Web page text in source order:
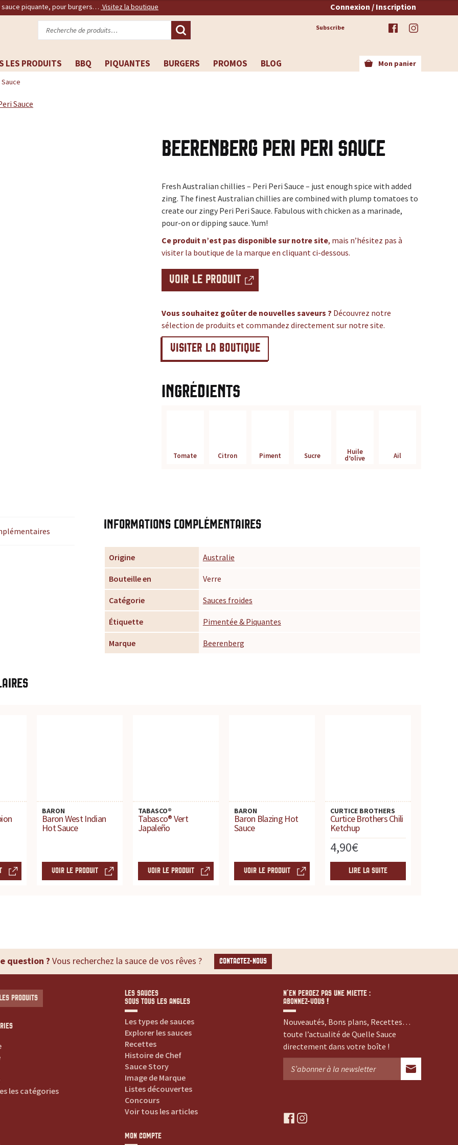
sauce piquante, pour burgers… Visitez la boutique
pour :
LES PRODUITS BBQ PIQUANTES BURGERS PROMOS BLOG
Connexion / Inscription
Mon panier
Subscribe
Beerenberg Peri Peri Sauce
Fresh Australian chillies – Peri Peri Sauce – just enough spice with added
zing. The finest Australian chillies are combined with plump tomatoes to
create our zingy Peri Peri Sauce. Fabulous with chicken as a marinade,
pour-on or dipping sauce. Yum!
Ce produit n’est pas disponible sur notre site, mais n’hésitez pas à
visiter la boutique de la marque en cliquant ci-dessous.
VOIR LE PRODUIT
Vous souhaitez goûter de nouvelles saveurs ? Découvrez notre
sélection de produits et commandez directement sur notre site.
VISITER LA BOUTIQUE
Ingrédients
Tomate Citron Piment Sucre Huile
d’olive Ail
Informations complémentaires
Origine Australie
Bouteille en Verre
Catégorie Sauces froides
Étiquette Pimentée & Piquantes
Marque Beerenberg
BARON
Baron West Indian
Hot Sauce
VOIR LE PRODUIT
TABASCO®
Tabasco® Vert
Japaleño
VOIR LE PRODUIT
BARON
Baron Blazing Hot
Sauce
VOIR LE PRODUIT
CURTICE BROTHERS
Curtice Brothers Chili
Ketchup
4,90€
LIRE LA SUITE
question ? Vous recherchez la sauce de vos rêves ? CONTACTEZ-NOUS
PRODUITS
les catégories
LES SAUCES
SOUS TOUS LES ANGLES
Les types de sauces
Explorer les sauces
Recettes
Histoire de Chef
Sauce Story
Image de Marque
Listes découvertes
Concours
Voir tous les articles
MON COMPTE
N’EN PERDEZ PAS UNE MIETTE :
ABONNEZ-VOUS !
Nouveautés, Bons plans, Recettes…
toute l’actualité de Quelle Sauce
directement dans votre boîte !
f